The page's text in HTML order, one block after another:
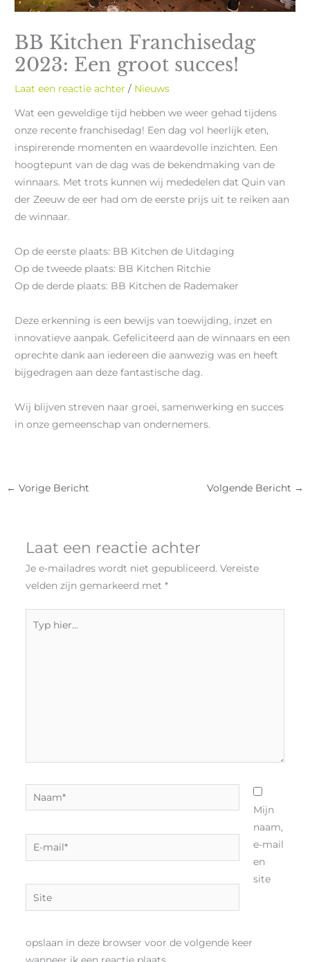
BB Kitchen Franchisedag
2023: Een groot succes!
Laat een reactie achter / Nieuws
Wat een geweldige tijd hebben we weer gehad tijdens
onze recente franchisedag! Een dag vol heerlijk eten,
inspirerende momenten en waardevolle inzichten. Een
hoogtepunt van de dag was de bekendmaking van de
winnaars. Met trots kunnen wij mededelen dat Quin van
der Zeeuw de eer had om de eerste prijs uit te reiken aan
de winnaar.
Op de eerste plaats: BB Kitchen de Uitdaging
Op de tweede plaats: BB Kitchen Ritchie
Op de derde plaats: BB Kitchen de Rademaker
Deze erkenning is een bewijs van toewijding, inzet en
innovatieve aanpak. Gefeliciteerd aan de winnaars en een
oprechte dank aan iedereen die aanwezig was en heeft
bijgedragen aan deze fantastische dag.
Wij blijven streven naar groei, samenwerking en succes
in onze gemeenschap van ondernemers.
← Vorige Bericht Volgende Bericht →
Laat een reactie achter
Je e-mailadres wordt niet gepubliceerd. Vereiste
velden zijn gemarkeerd met *
hier...
Naam*
E-
mail*
Site
Mijn
naam,
e-mail
en
site
opslaan in deze browser voor de volgende keer